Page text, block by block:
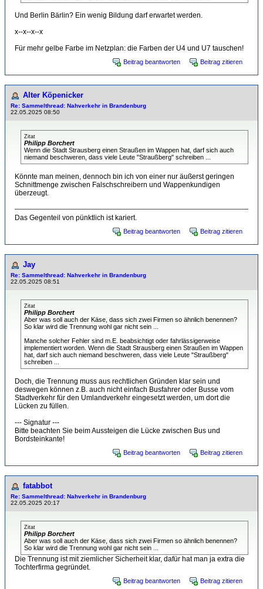
Und Berlin Bärlin? Ein wenig Bildung darf erwartet werden.
x--x--x--x
Für mehr gelbe Farbe im Netzplan: die Farben der U4 und U7 tauschen!
Beitrag beantworten Beitrag zitieren
Alter Köpenicker
Re: Sammelthread: Nahverkehr in Brandenburg
22.05.2025 08:50
Zitat
Philipp Borchert
Wenn die Stadt Strausberg einen Straußen im Wappen hat, darf sich auch
niemand beschweren, dass viele Leute "Straußberg" schreiben ...
Könnte man meinen, dennoch bin ich von einer nur äußerst geringen
Schnittmenge zwischen Falschschreibern und Wappenkundigen
überzeugt.
Das Gegenteil von pünktlich ist kariert.
Beitrag beantworten Beitrag zitieren
Jay
Re: Sammelthread: Nahverkehr in Brandenburg
22.05.2025 08:51
Zitat
Philipp Borchert
Aber was soll auch der Käse, dass sich zwei Firmen so ähnlich benennen?
So klar wird die Trennung wohl gar nicht sein ...
Manche solcher Fehler sind m.E. beabsichtigt oder fahrlässigerweise
implementiert worden. Wenn die Stadt Strausberg einen Straußen im Wappen
hat, darf sich auch niemand beschweren, dass viele Leute "Straußberg"
schreiben ...
Doch, die Trennung muss aus rechtlichen Gründen klar sein und
deswegen können z.B. auch nicht einfach Busfahrer oder Busse vom
Stadtverkehr für den Umlandverkehr eingesetzt werden, um dort die
Lücken zu füllen.
--- Signatur ---
Bitte beachten Sie beim Aussteigen die Lücke zwischen Bus und
Bordsteinkante!
Beitrag beantworten Beitrag zitieren
fatabbot
Re: Sammelthread: Nahverkehr in Brandenburg
22.05.2025 20:17
Zitat
Philipp Borchert
Aber was soll auch der Käse, dass sich zwei Firmen so ähnlich benennen?
So klar wird die Trennung wohl gar nicht sein ...
Die Trennung ist mit ziemlicher Sicherheit klar, dafür hat man ja extra die
Tochterfirma gegründet.
Beitrag beantworten Beitrag zitieren